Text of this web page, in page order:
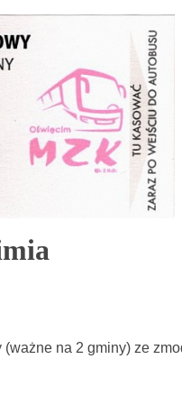
(ważne na 2 gminy) ze